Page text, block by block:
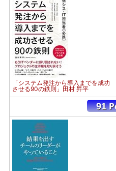
「システム発注から導入までを成功
させる90の鉄則」田村 昇平